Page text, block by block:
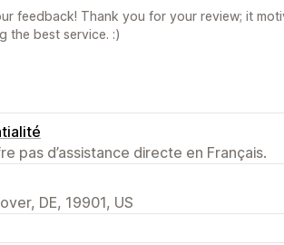
feedback! Thank you for your review; it
the best service. :)
pas d’assistance directe en Français.
DE, 19901, US